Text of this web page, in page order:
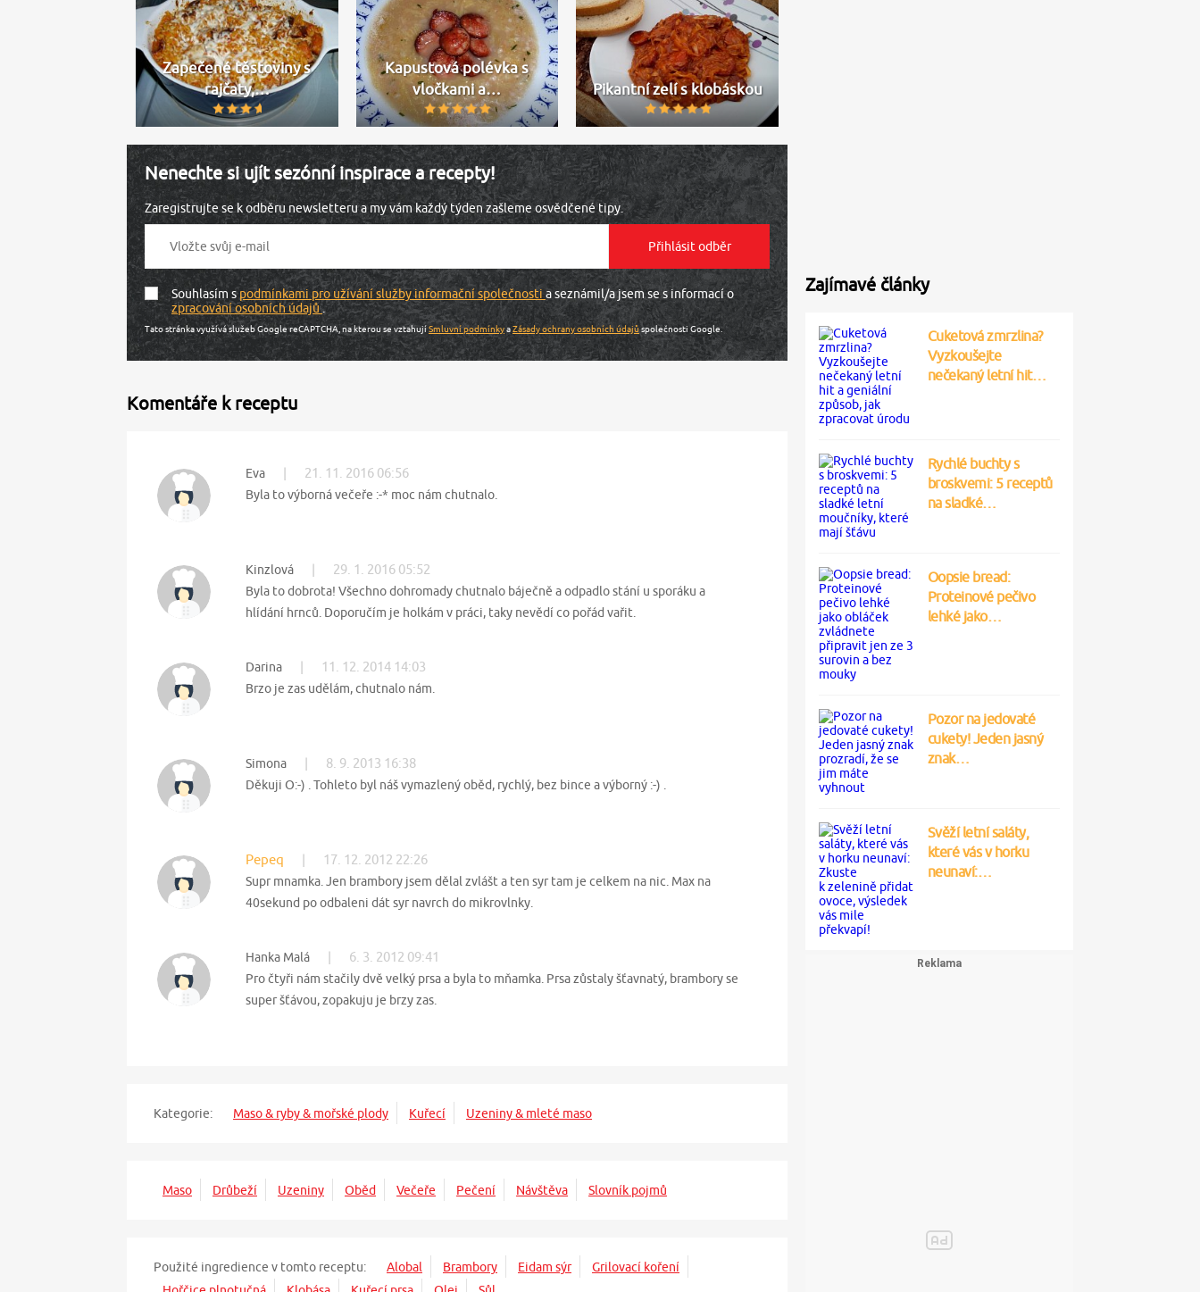
Zapečené těstoviny s
rajčaty,…
Kapustová polévka s
vločkami a…
Pikantní zelí s klobáskou
Nenechte si ujít sezónní inspirace a recepty!
Zaregistrujte se k odběru newsletteru a my vám každý týden zašleme osvědčené tipy.
Souhlasím spodmínkami pro užívání služby informační společnosti a seznámil/a jsem se s informací o
zpracování osobních údajů.
Tato stránka využívá služeb Google reCAPTCHA, na kterou se vztahujíSmluvní podmínkyaZásady ochrany osobních údajůspolečnosti Google.
Komentáře k receptu
Eva 21. 11. 2016 06:56
Byla to výborná večeře :-* moc nám chutnalo.
Kinzlová 29. 1. 2016 05:52
Byla to dobrota! Všechno dohromady chutnalo báječně a odpadlo stání u sporáku a
hlídání hrnců. Doporučím je holkám v práci, taky nevědí co pořád vařit.
Darina 11. 12. 2014 14:03
Brzo je zas udělám, chutnalo nám.
Simona 8. 9. 2013 16:38
Děkuji O:-) . Tohleto byl náš vymazlený oběd, rychlý, bez bince a výborný :-) .
Pepeq 17. 12. 2012 22:26
Supr mnamka. Jen brambory jsem dělal zvlášt a ten syr tam je celkem na nic. Max na
40sekund po odbaleni dát syr navrch do mikrovlnky.
Hanka Malá 6. 3. 2012 09:41
Pro čtyři nám stačily dvě velký prsa a byla to mňamka. Prsa zůstaly šťavnatý, brambory se
super šťávou, zopakuju je brzy zas.
Kategorie: Maso & ryby & mořské plody Kuřecí Uzeniny & mleté maso
Maso Drůbeží Uzeniny Oběd Večeře Pečení Návštěva Slovník pojmů
Použité ingredience v tomto receptu: Alobal Brambory Eidam sýr
Grilovací koření
Zajímavé články
Cuketová zmrzlina?
Vyzkoušejte
nečekaný letní hit…
Rychlé buchty s
broskvemi: 5 receptů
na sladké…
Oopsie bread:
Proteinové pečivo
lehké jako…
Pozor na jedovaté
cukety! Jeden jasný
znak…
Svěží letní saláty,
které vás v horku
neunaví:…